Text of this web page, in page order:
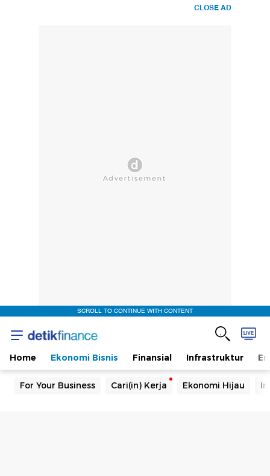
CLOSE AD
SCROLL TO CONTINUE WITH CONTENT
Home Ekonomi Bisnis Finansial Infrastruktur
For Your Business Cari(in) Kerja Ekonomi Hijau